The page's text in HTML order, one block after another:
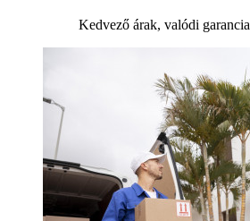
Kedvező árak, valódi garancia